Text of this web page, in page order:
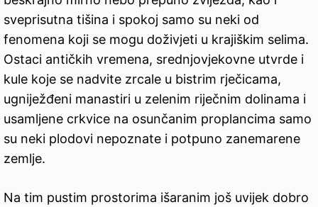
sveprisutna tišina i spokoj samo su neki od
fenomena koji se mogu doživjeti u krajiškim selima.
Ostaci antičkih vremena, srednjovjekovne utvrde i
kule koje se nadvite zrcale u bistrim rječicama,
ugniježđeni manastiri u zelenim riječnim dolinama i
usamljene crkvice na osunčanim proplancima samo
su neki plodovi nepoznate i potpuno zanemarene
zemlje.
Na tim pustim prostorima išaranim još uvijek dobro